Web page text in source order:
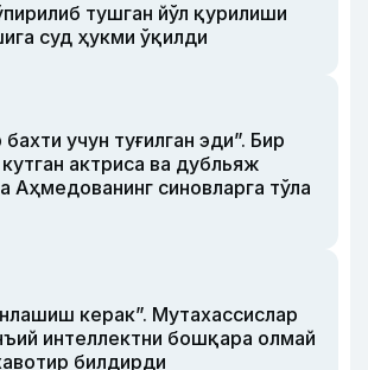
тушган йўл қурилиши
суд ҳукми ўқилди
учун туғилган эди”. Бир
актриса ва дубльяж
Аҳмедованинг синовларга тўла
керак”. Мутахассислар
интеллектни бошқара олмай
билдирди